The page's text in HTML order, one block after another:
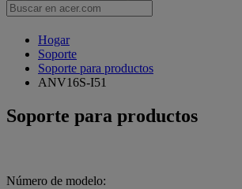
Hogar
Soporte
Soporte para productos
ANV16S-I51
Soporte para productos
Número de modelo: